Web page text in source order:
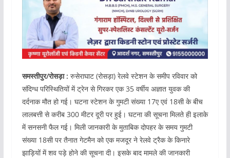
समस्तीपुर/रोसड़ा : रुसेराघाट (रोसड़ा) रेलवे स्टेशन के समीप रविवार को
संदिग्ध परिस्थितियों में ट्रेन से गिरकर एक 35 वर्षीय अज्ञात युवक की
दर्दनाक मौत हो गई। घटना स्टेशन के गुमटी संख्या 17ए एवं 18सी के बीच
लालबत्ती से करीब 300 मीटर दूरी पर हुई। घटना की सूचना मिलते ही इलाके
में सनसनी फैल गई। मिली जानकारी के मुताबिक दोपहर के समय गुमटी
संख्या 18सी पर तैनात गेटमैन को एक मजदूर ने रेलवे ट्रैक के किनारे
झाड़ियों में शव पड़े होने की सूचना दी। इसके बाद मामले की जानकारी